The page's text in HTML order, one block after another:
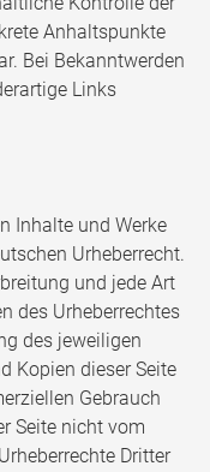
Anhaltspunkte
Bei Bekanntwerden
Links
Inhalte und Werke
Urheberrecht.
und jede Art
des Urheberrechtes
des jeweiligen
Kopien dieser Seite
Gebrauch
Seite nicht vom
Dritter